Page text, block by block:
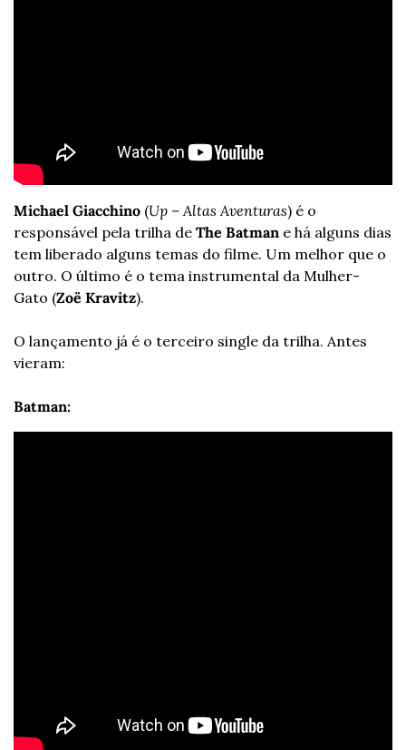
Michael Giacchino (Up – Altas Aventuras) é o
responsável pela trilha de The Batman e há alguns dias
tem liberado alguns temas do filme. Um melhor que o
outro. O último é o tema instrumental da Mulher-
Gato (Zoë Kravitz).
O lançamento já é o terceiro single da trilha. Antes
vieram:
Batman: